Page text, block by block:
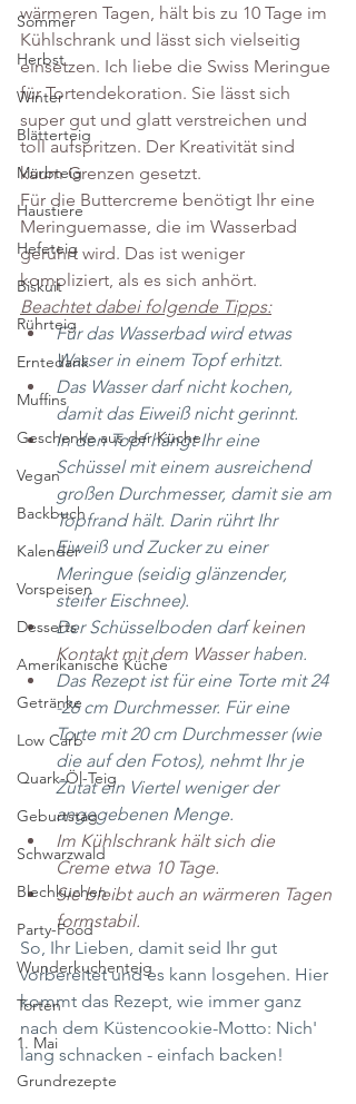
Sommer
Herbst
Winter
Blätterteig
Mürbteig
Haustiere
Hefeteig
Biskuit
Rührteig
Erntedank
Muffins
Geschenke aus der Küche
Vegan
Backbuch
Kalender
Vorspeisen
Desserts
Amerikanische Küche
Getränke
Low Carb
Quark-Öl-Teig
Geburtstag
Schwarzwald
Blechkuchen
Party-Food
Wunderkuchenteig
Torten
1. Mai
Grundrezepte
wärmeren Tagen, hält bis zu 10 Tage im
Kühlschrank und lässt sich vielseitig
einsetzen. Ich liebe die Swiss Meringue
für Tortendekoration. Sie lässt sich
super gut und glatt verstreichen und
toll aufspritzen. Der Kreativität sind
kaum Grenzen gesetzt.
Für die Buttercreme benötigt Ihr eine
Meringuemasse, die im Wasserbad
gerührt wird. Das ist weniger
kompliziert, als es sich anhört.
Beachtet dabei folgende Tipps:
Für das Wasserbad wird etwas
Wasser in einem Topf erhitzt.
Das Wasser darf nicht kochen,
damit das Eiweiß nicht gerinnt.
In den Topf hängt Ihr eine
Schüssel mit einem ausreichend
großen Durchmesser, damit sie am
Topfrand hält. Darin rührt Ihr
Eiweiß und Zucker zu einer
Meringue (seidig glänzender,
steifer Eischnee).
Der Schüsselboden darf keinen
Kontakt mit dem Wasser haben.
Das Rezept ist für eine Torte mit 24
-26 cm Durchmesser. Für eine
Torte mit 20 cm Durchmesser (wie
die auf den Fotos), nehmt Ihr je
Zutat ein Viertel weniger der
angegebenen Menge.
Im Kühlschrank hält sich die
Creme etwa 10 Tage.
Sie bleibt auch an wärmeren Tagen
formstabil.
So, Ihr Lieben, damit seid Ihr gut
vorbereitet und es kann losgehen. Hier
kommt das Rezept, wie immer ganz
nach dem Küstencookie-Motto: Nich'
lang schnacken - einfach backen!